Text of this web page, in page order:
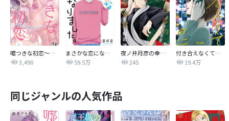
嘘つきな初恋～王子様はドSホスト～
3,490
まさかな恋になりました。
59.5万
夜ノ井月彦の幸せな地獄
245
付き合えなくていいのに
19.4万
同じジャンルの人気作品